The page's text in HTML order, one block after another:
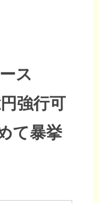
ス
強行可
て暴挙